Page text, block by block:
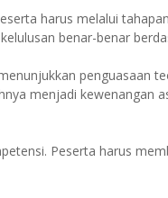
harus melalui
benar-benar
penguasaan
menjadi kewenangan
Peserta harus